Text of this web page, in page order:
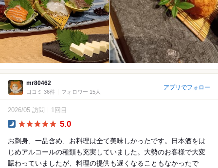
mr80462
口コミ 36件 フォロワー 15人
アプリでフォロー
2026/05 訪問 1回目
5.0
お刺身、一品含め、お料理は全て美味しかったです。日本酒をは
じめアルコールの種類も充実していました。大勢のお客様で大変
賑わっていましたが、料理の提供も遅くなることもなかったで